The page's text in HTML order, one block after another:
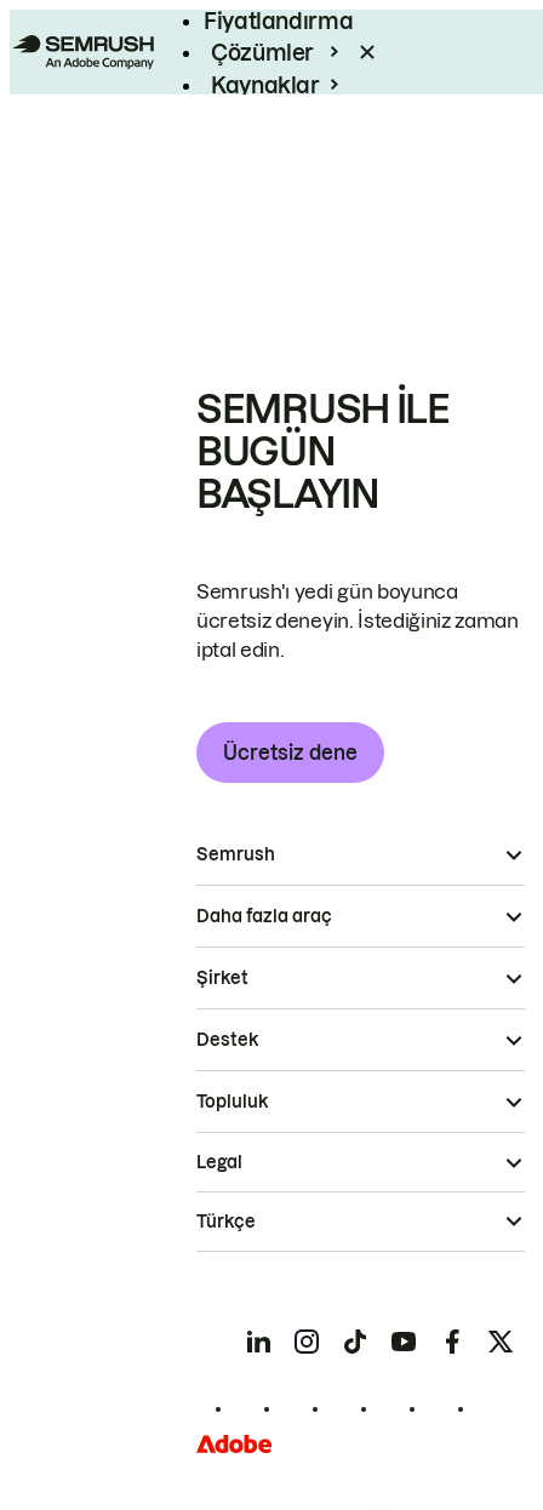
Fiyatlandırma
Çözümler
Kaynaklar
SEMRUSH ILE
BUGÜN
BAŞLAYIN
Semrush'ı yedi gün boyunca
ücretsiz deneyin. İstediğiniz zaman
iptal edin.
Ücretsiz dene
Semrush
Daha fazla araç
Şirket
Destek
Topluluk
Legal
Türkçe